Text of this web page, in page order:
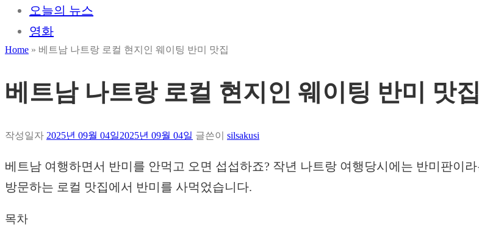
오늘의 뉴스
영화
Home » 베트남 나트랑 로컬 현지인 웨이팅 반미 맛집
베트남 나트랑 로컬 현지인 웨이팅 반미 맛집
작성일자 2025년 09월 04일2025년 09월 04일 글쓴이 silsakusi
베트남 여행하면서 반미를 안먹고 오면 섭섭하죠? 작년 나트랑 여행당시에는 반미판이
방문하는 로컬 맛집에서 반미를 사먹었습니다.
목차